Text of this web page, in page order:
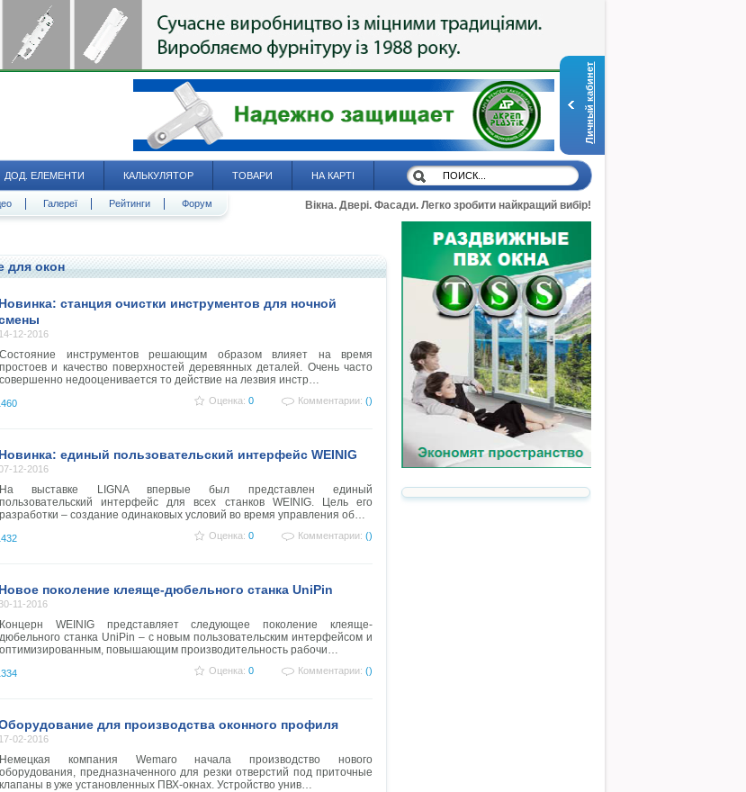
Личный кабинет
ДОД. ЕЛЕМЕНТИ КАЛЬКУЛЯТОР ТОВАРИ НА КАРТІ
Галереї Рейтинги Форум Вікна. Двері. Фасади. Легко зробити найкращий вибір!
для окон
Новинка: станция очистки инструментов для ночной
14-12-2016
Состояние инструментов решающим образом влияет на время
простоев и качество поверхностей деревянных деталей. Очень часто
совершенно недооценивается то действие на лезвия инстр…
Оценка: 0 Комментарии: ()
Новинка: единый пользовательский интерфейс WEINIG
12-2016
На выставке LIGNA впервые был представлен единый
пользовательский интерфейс для всех станков WEINIG. Цель его
разработки – создание одинаковых условий во время управления об…
Оценка: 0 Комментарии: ()
Новое поколение клеяще-дюбельного станка UniPin
11-2016
Концерн WEINIG представляет следующее поколение клеяще-
дюбельного станка UniPin – с новым пользовательским интерфейсом и
оптимизированным, повышающим производительность рабочи…
Оценка: 0 Комментарии: ()
для производства оконного профиля
17-02-2016
Немецкая компания Wemaro начала производство нового
оборудования, предназначенного для резки отверстий под приточные
клапаны в уже установленных ПВХ-окнах. Устройство унив…